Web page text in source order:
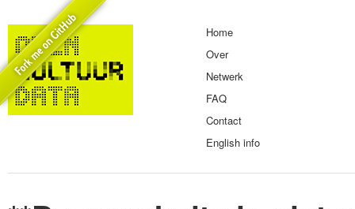
Home
Over
Netwerk
FAQ
Contact
English info